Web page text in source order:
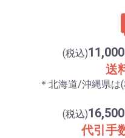
(税込)
送
＊北海道/沖縄県は
(税込)
代引手